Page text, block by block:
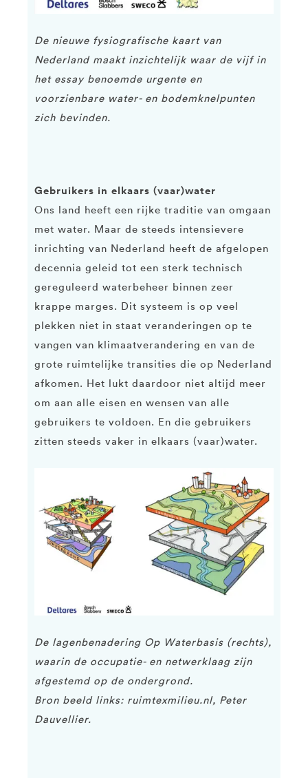
De nieuwe fysiografische kaart van
Nederland maakt inzichtelijk waar de vijf in
het essay benoemde urgente en
voorzienbare water- en bodemknelpunten
zich bevinden.
Gebruikers in elkaars (vaar)water
Ons land heeft een rijke traditie van omgaan
met water. Maar de steeds intensievere
inrichting van Nederland heeft de afgelopen
decennia geleid tot een sterk technisch
gereguleerd waterbeheer binnen zeer
krappe marges. Dit systeem is op veel
plekken niet in staat veranderingen op te
vangen van klimaatverandering en van de
grote ruimtelijke transities die op Nederland
afkomen. Het lukt daardoor niet altijd meer
om aan alle eisen en wensen van alle
gebruikers te voldoen. En die gebruikers
zitten steeds vaker in elkaars (vaar)water.
De lagenbenadering Op Waterbasis (rechts),
waarin de occupatie- en netwerklaag zijn
afgestemd op de ondergrond.
Bron beeld links: ruimtexmilieu.nl, Peter
Dauvellier.